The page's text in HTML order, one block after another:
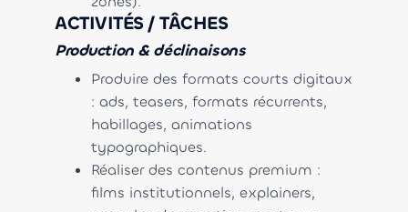
ACTIVITÉS / TÂCHES
Production & déclinaisons
Produire des formats courts digitaux
: ads, teasers, formats récurrents,
habillages, animations
typographiques.
Réaliser des contenus premium :
films institutionnels, explainers,